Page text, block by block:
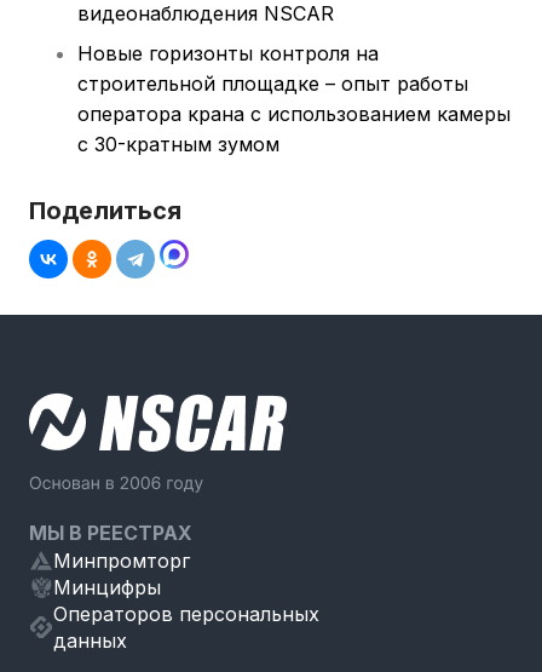
видеонаблюдения NSCAR
Новые горизонты контроля на
строительной площадке – опыт работы
оператора крана с использованием камеры
с 30-кратным зумом
Поделиться
МЫ В РЕЕСТРАХ
Минпромторг
Минцифры
Операторов персональных
данных